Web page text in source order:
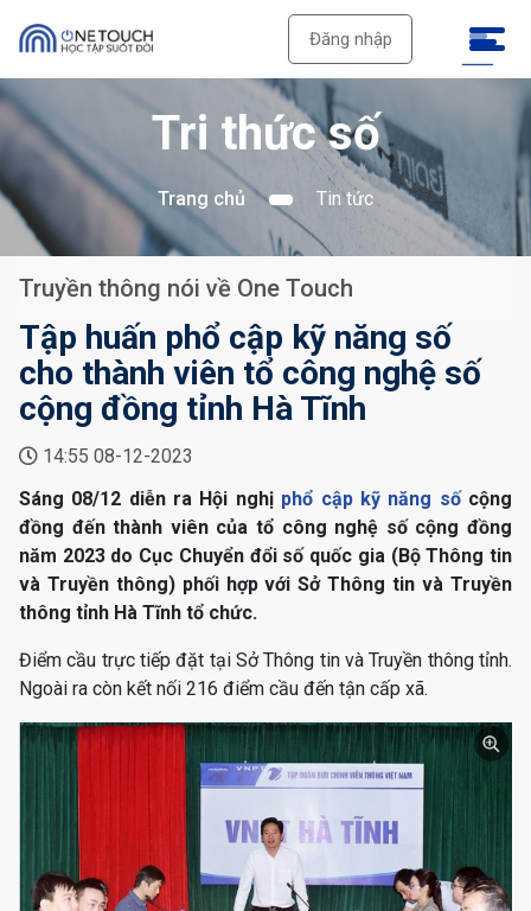
Đăng nhập
Tri thức số
Trang chủ Tin tức
Truyền thông nói về One Touch
Tập huấn phổ cập kỹ năng số
cho thành viên tổ công nghệ số
cộng đồng tỉnh Hà Tĩnh
14:55 08-12-2023
Sáng 08/12 diễn ra Hội nghị phổ cập kỹ năng sốcộng
đồng đến thành viên của tổ công nghệ số cộng đồng
năm 2023 do Cục Chuyển đổi số quốc gia (Bộ Thông tin
và Truyền thông) phối hợp với Sở Thông tin và Truyền
thông tỉnh Hà Tĩnh tổ chức.
Điểm cầu trực tiếp đặt tại Sở Thông tin và Truyền thông tỉnh.
Ngoài ra còn kết nối 216 điểm cầu đến tận cấp xã.